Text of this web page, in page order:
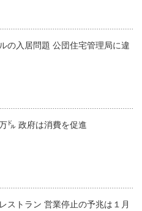
の入居問題 公団住宅管理局に違
㌦ 政府は消費を促進
ストラン 営業停止の予兆は１月